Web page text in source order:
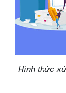
Hình thức